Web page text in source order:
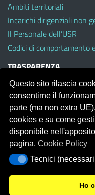
Ambiti territoriali
Incarichi dirigenziali non
Il Personale dell’USR
Codici di comportamento
TRASPARENZA
Albo on line
Amministrazione
Pubblici proclami
PTPCT per le Istituzioni
Whistleblowing
Obiettivi di Accessibilità
Questo sito rilascia
consentirne il
parte (ma non extra
cookies e su come
disponibile
pagina.Cookie Policy
Tecnici (necessari)
Tecnici
Ho